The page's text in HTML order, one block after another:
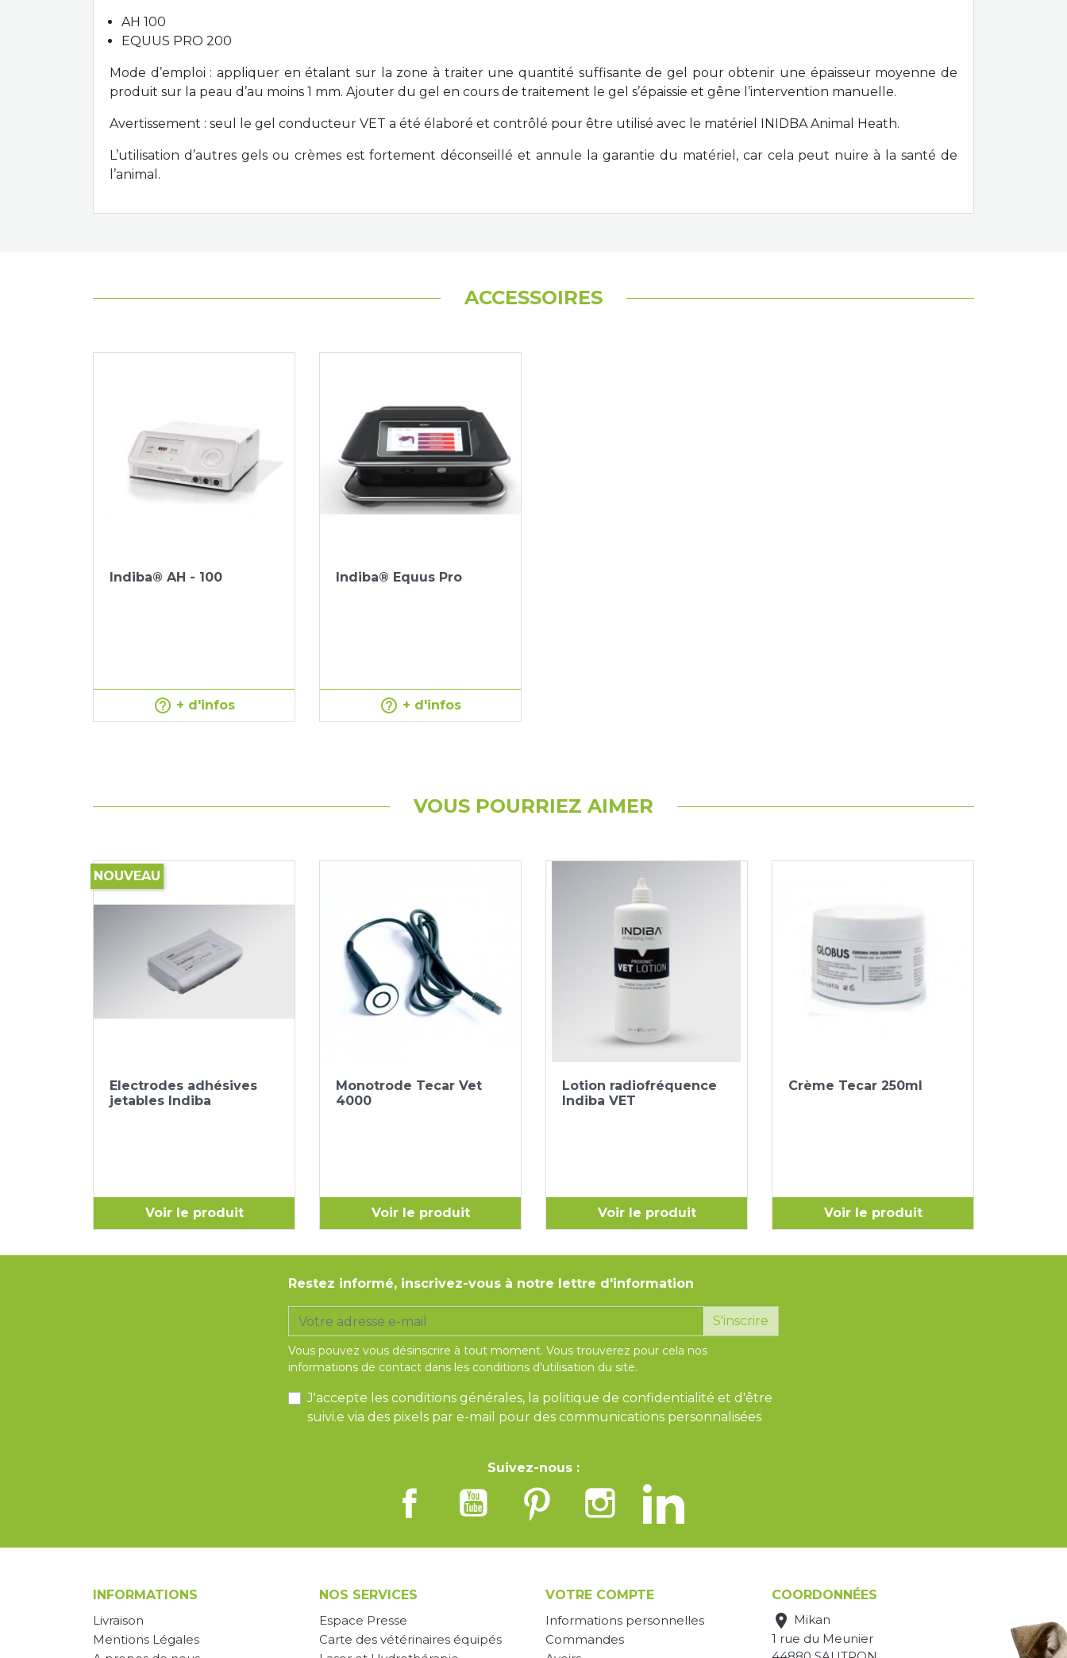
AH 100
EQUUS PRO 200
Mode d’emploi : appliquer en étalant sur la zone à traiter une quantité suffisante de gel pour obtenir une épaisseur moyenne de
produit sur la peau d’au moins 1 mm. Ajouter du gel en cours de traitement le gel s’épaissie et gêne l’intervention manuelle.
Avertissement : seul le gel conducteur VET a été élaboré et contrôlé pour être utilisé avec le matériel INIDBA Animal Heath.
L’utilisation d’autres gels ou crèmes est fortement déconseillé et annule la garantie du matériel, car cela peut nuire à la santé de
l’animal.
ACCESSOIRES
Indiba® AH - 100
help_outline + d'infos
Indiba® Equus Pro
help_outline + d'infos
VOUS POURRIEZ AIMER
Aperçu rapide
Electrodes adhésives
jetables Indiba
Voir le produit
NOUVEAU
Aperçu rapide
Monotrode Tecar Vet
4000
Voir le produit
Aperçu rapide
Lotion radiofréquence
Indiba VET
Voir le produit
Aperçu rapide
Crème Tecar 250ml
Voir le produit
Restez informé, inscrivez-vous à notre lettre d'information
S'inscrire
Vous pouvez vous désinscrire à tout moment. Vous trouverez pour cela nos
informations de contact dans les conditions d'utilisation du site.
J'accepte les conditions générales, la politique de confidentialité et d'être
suivi.e via des pixels par e-mail pour des communications personnalisées
Suivez-nous :
INFORMATIONS
Livraison
Mentions Légales
NOS SERVICES
Espace Presse
Carte des vétérinaires équipés
VOTRE COMPTE
Informations personnelles
Commandes
COORDONNÉES
 Mikan
1 rue du Meunier